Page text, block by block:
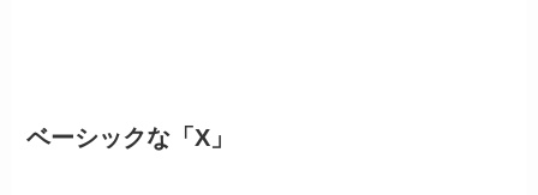
ベーシックな「X」